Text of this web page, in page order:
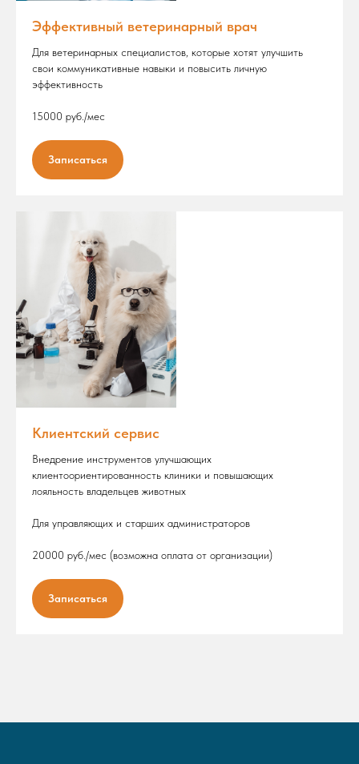
Эффективный ветеринарный врач
Для ветеринарных специалистов, которые хотят улучшить
свои коммуникативные навыки и повысить личную
эффективность
15000 руб./мес
Записаться
Клиентский сервис
Внедрение инструментов улучшающих
клиентоориентированность клиники и повышающих
лояльность владельцев животных
Для управляющих и старших администраторов
20000 руб./мес (возможна оплата от организации)
Записаться